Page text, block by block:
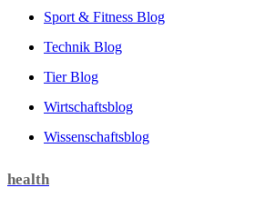
Sport & Fitness Blog
Technik Blog
Tier Blog
Wirtschaftsblog
Wissenschaftsblog
health